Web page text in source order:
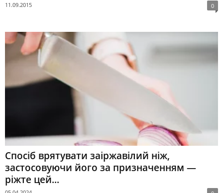
11.09.2015 0
Спосіб врятувати заіржавілий ніж,
застосовуючи його за призначенням —
ріжте цей...